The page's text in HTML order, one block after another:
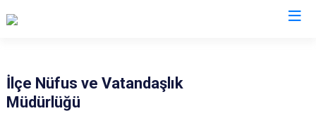
Gebze
İlçe Nüfus ve Vatandaşlık
Müdürlüğü